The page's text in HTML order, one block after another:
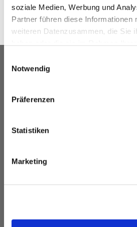
soziale Medien, Werbung und
Partner führen diese Informationen
weiteren Datenzusammen, die Sie
Impressum
Notwendig
Präferenzen
Statistiken
Marketing
UNSER SERVICE FÜR
kostenfreie Beratung
Dienstleistern
kostenfreies online Hotel-
Site Inspections
Werbe- und
Kongressbewerbungen